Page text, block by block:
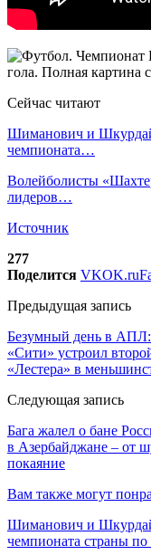
Сейчас читают
Шиманович и
чемпионата…
Волейболисты
лидеров…
Источник
277
Поделится VKOK.ru
Предыдущая запись
Безумный день в АПЛ:
«Сити» устроил
«Лестера» в
Следующая запись
Бага жалел о бане
в Азербайджане – от
покаяние
Вам также могут
Шиманович и
чемпионата страны